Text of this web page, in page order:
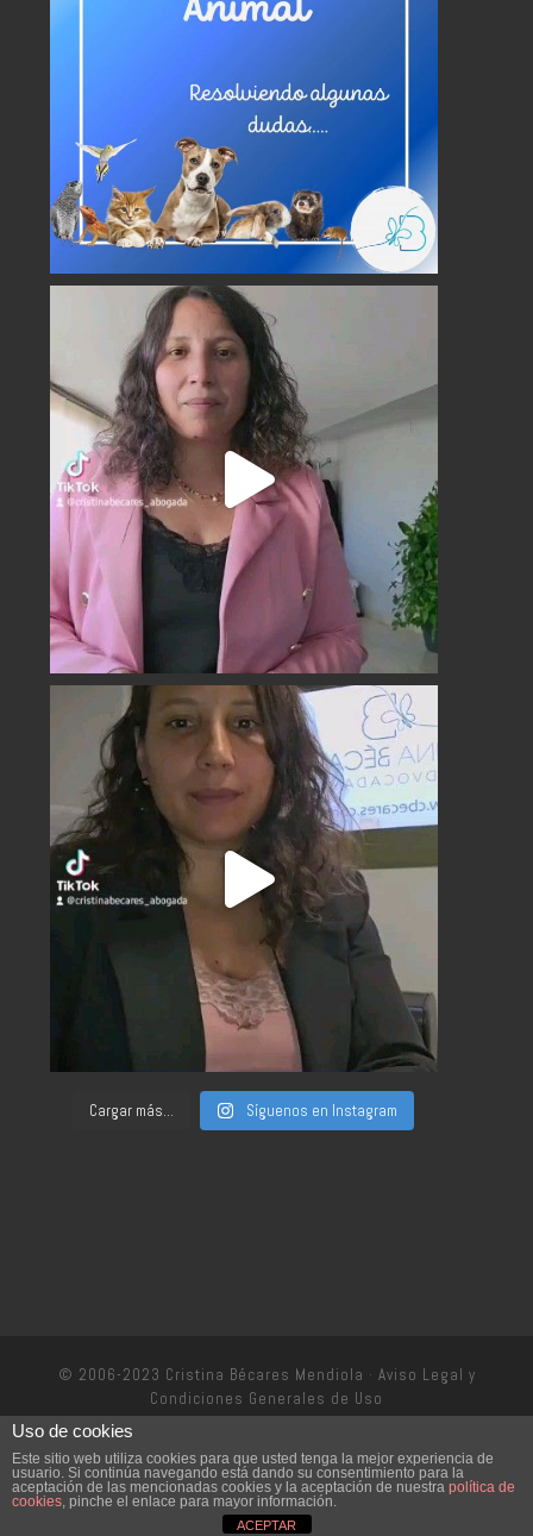
Cargar más... Síguenos en Instagram
© 2006-2023 Cristina Bécares Mendiola · Aviso Legal y
Condiciones Generales de Uso
Uso de cookies
Este sitio web utiliza cookies para que usted tenga la mejor experiencia de
usuario. Si continúa navegando está dando su consentimiento para la
aceptación de las mencionadas cookies y la aceptación de nuestra política de
cookies, pinche el enlace para mayor información.
ACEPTAR